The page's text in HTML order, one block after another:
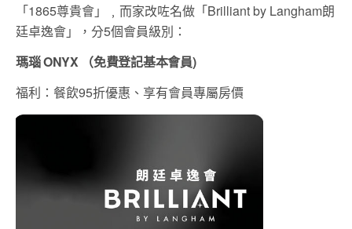
「1865尊貴會」﹐而家改咗名做「Brilliant by Langham朗
廷卓逸會」，分5個會員級別：
瑪瑙 ONYX （免費登記基本會員)
福利：餐飲95折優惠、享有會員專屬房價